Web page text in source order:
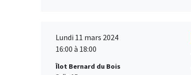
Lundi 11 mars 2024
16:00 à 18:00
Îlot Bernard du Bois